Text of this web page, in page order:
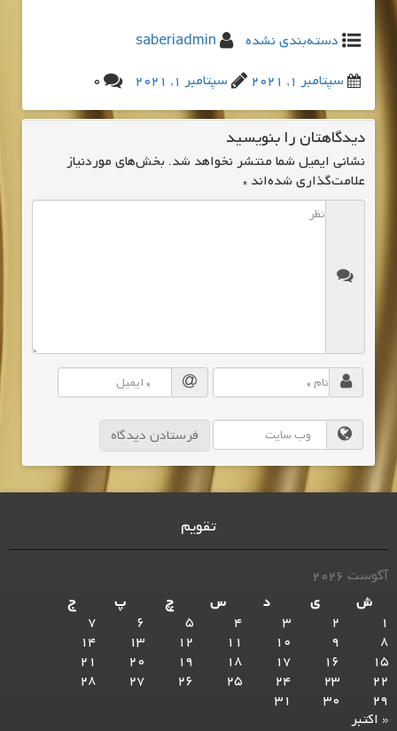
دسته‌بندی نشده
saberiadmin
سپتامبر 1, 2021
سپتامبر 1, 2021 0
دیدگاهتان را بنویسید
نشانی ایمیل شما منتشر نخواهد شد. بخش‌های موردنیاز
علامت‌گذاری شده‌اند *
تقویم
آگوست 2026
ش
ی د س چ پ
ج
1
2
3
4
5
6
7
8
9
10
11
12
13
14
15
16
17
18
19
20
21
22
23
24
25
26
27
28
29
30
31
« اکتبر